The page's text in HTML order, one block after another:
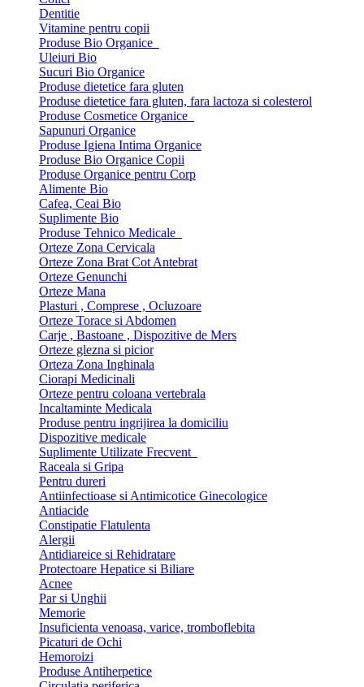
Dentitie
Vitamine pentru copii
Produse Bio Organice
Uleiuri Bio
Sucuri Bio Organice
Produse dietetice fara gluten
Produse dietetice fara gluten, fara lactoza si colesterol
Produse Cosmetice Organice
Sapunuri Organice
Produse Igiena Intima Organice
Produse Bio Organice Copii
Produse Organice pentru Corp
Alimente Bio
Cafea, Ceai Bio
Suplimente Bio
Produse Tehnico Medicale
Orteze Zona Cervicala
Orteze Zona Brat Cot Antebrat
Orteze Genunchi
Orteze Mana
Plasturi , Comprese , Ocluzoare
Orteze Torace si Abdomen
Carje , Bastoane , Dispozitive de Mers
Orteze glezna si picior
Orteza Zona Inghinala
Ciorapi Medicinali
Orteze pentru coloana vertebrala
Incaltaminte Medicala
Produse pentru ingrijirea la domiciliu
Dispozitive medicale
Suplimente Utilizate Frecvent
Raceala si Gripa
Pentru dureri
Antiinfectioase si Antimicotice Ginecologice
Antiacide
Constipatie Flatulenta
Alergii
Antidiareice si Rehidratare
Protectoare Hepatice si Biliare
Acnee
Par si Unghii
Memorie
Insuficienta venoasa, varice, tromboflebita
Picaturi de Ochi
Hemoroizi
Produse Antiherpetice